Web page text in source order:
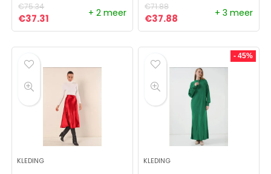
€75.34
Oorspronkelijke prijs was: €75.34.
€37.31 Huidige prijs is: €37.31.
+ 2 meer
€71.88
Oorspronkelijke prijs was:
€37.88 Huidige prijs is:
+ 3 meer
KLEDING
- 45%
KLEDING